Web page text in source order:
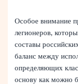
Особое внимание
легионеров,
составы
баланс между
определяющих
основу как можно